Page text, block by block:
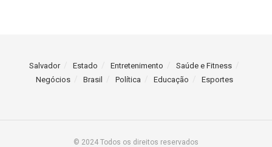
Salvador Estado Entretenimento
Saúde e Fitness
Negócios
Brasil Política Educação Esportes
© 2024 Todos os direitos reservados